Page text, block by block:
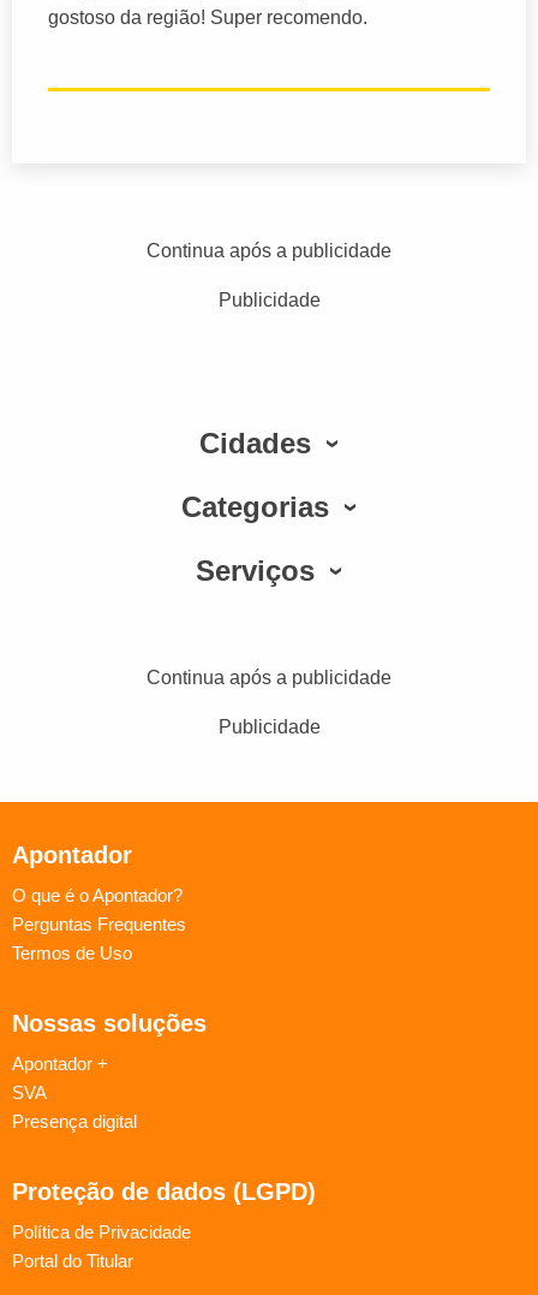
gostoso da região! Super recomendo.
Continua após a publicidade
Publicidade
Cidades
Categorias
Serviços
Continua após a publicidade
Publicidade
Apontador
O que é o Apontador?
Perguntas Frequentes
Termos de Uso
Nossas soluções
Apontador +
SVA
Presença digital
Proteção de dados (LGPD)
Política de Privacidade
Portal do Titular